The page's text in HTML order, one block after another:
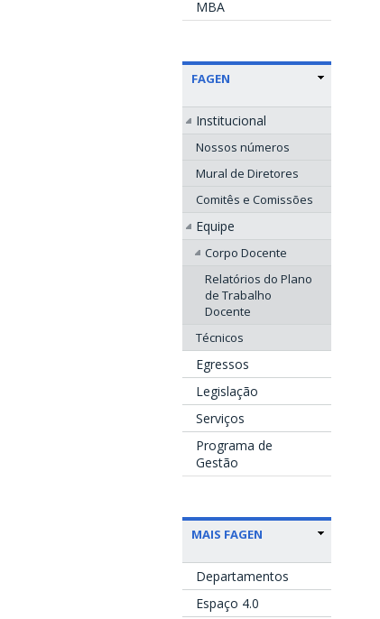
MBA
FAGEN
Institucional
Nossos números
Mural de Diretores
Comitês e Comissões
Equipe
Corpo Docente
Relatórios do Plano
de Trabalho
Docente
Técnicos
Egressos
Legislação
Serviços
Programa de
Gestão
MAIS FAGEN
Departamentos
Espaço 4.0